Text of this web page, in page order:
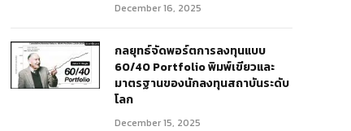
December 16, 2025
กลยุทธ์จัดพอร์ตการลงทุนแบบ
60/40 Portfolio พิมพ์เขียวและ
มาตรฐานของนักลงทุนสถาบันระดับ
โลก
December 15, 2025